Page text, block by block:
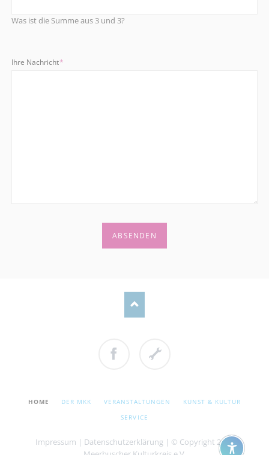
Was ist die Summe aus 3 und 3?
Pflichtfeld
Ihre Nachricht*
ABSENDEN
HOME DER MKK VERANSTALTUNGEN
KUNST & KULTUR
SERVICE
Impressum | Datenschutzerklärung | © Copyright 2026